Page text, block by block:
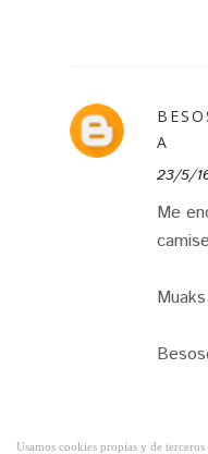
A
23/5/
Me
Muaks
Usamos cookies propias y de